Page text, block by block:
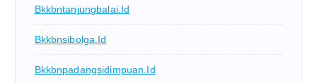
Bkkbntanjungbalai.id
Bkkbnsibolga.id
Bkkbnpadangsidimpuan.id